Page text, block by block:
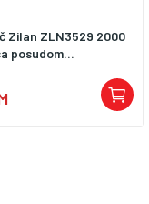
Zilan ZLN3529 2000
posudom...